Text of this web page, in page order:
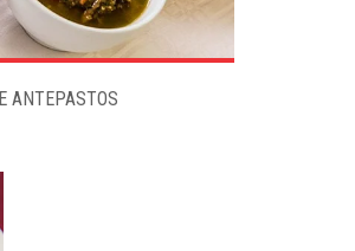
ANTEPASTOS